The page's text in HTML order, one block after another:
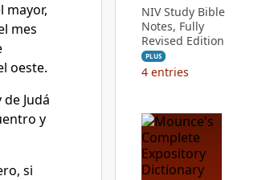
mayor,
mes
oeste.
Judá
y
si
NIV Study Bible
Notes, Fully
Revised Edition
PLUS
4 entries